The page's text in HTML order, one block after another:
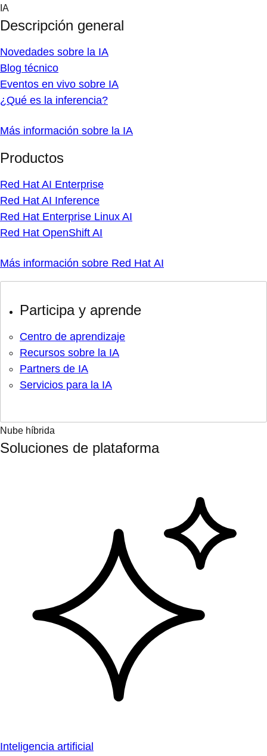
Skip
content
IA
Descripción general
Novedades sobre la IA
Blog técnico
Eventos en vivo sobre IA
¿Qué es la inferencia?
Más información sobre la IA
Productos
Red Hat AI Enterprise
Red Hat AI Inference
Red Hat Enterprise Linux AI
Red Hat OpenShift AI
Más información sobre Red Hat AI
Participa y aprende
Centro de aprendizaje
Recursos sobre la IA
Partners de IA
Servicios para la IA
Nube híbrida
Soluciones de plataforma
Inteligencia artificial